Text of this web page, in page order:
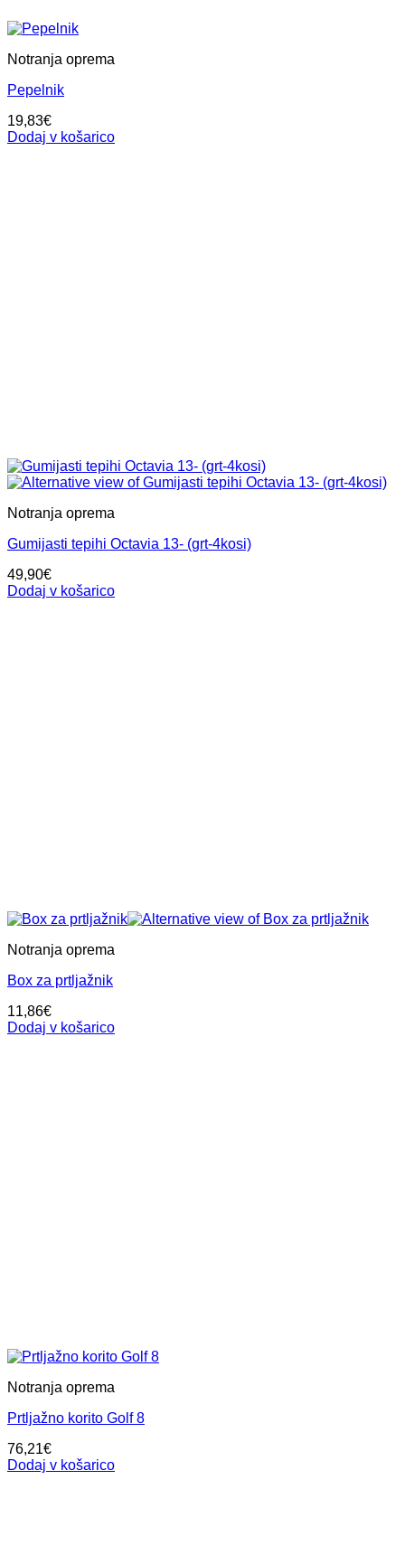
Notranja oprema
Pepelnik
19,83€
Dodaj v košarico
Notranja oprema
Gumijasti tepihi Octavia 13- (grt-4kosi)
49,90€
Dodaj v košarico
Notranja oprema
Box za prtljažnik
11,86€
Dodaj v košarico
Notranja oprema
Prtljažno korito Golf 8
76,21€
Dodaj v košarico